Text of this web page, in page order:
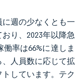
週の少なくとも一
り、2023年以降急
率は66%に達しま
人員数に応じて拡
しています。テク